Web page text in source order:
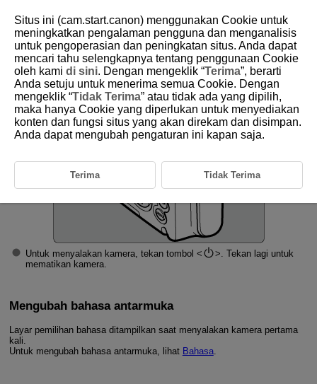
D250-016
Menyalakan Daya
Indikator Level Baterai
Untuk menyalakan kamera, tekan tombol
. Tekan lagi untuk
mematikan kamera.
Mengubah bahasa antarmuka
Layar pemilihan bahasa ditampilkan saat menyalakan kamera pertama
kali.
Untuk mengubah bahasa antarmuka, lihat Bahasa.
Situs ini (cam.start.canon) menggunakan Cookie untuk
meningkatkan pengalaman pengguna dan menganalisis
untuk pengoperasian dan peningkatan situs. Anda dapat
mencari tahu selengkapnya tentang penggunaan Cookie
oleh kami di sini. Dengan mengeklik “Terima”, berarti
Anda setuju untuk menerima semua Cookie. Dengan
mengeklik “Tidak Terima” atau tidak ada yang dipilih,
maka hanya Cookie yang diperlukan untuk menyediakan
konten dan fungsi situs yang akan direkam dan disimpan.
Anda dapat mengubah pengaturan ini kapan saja.
Terima Tidak Terima